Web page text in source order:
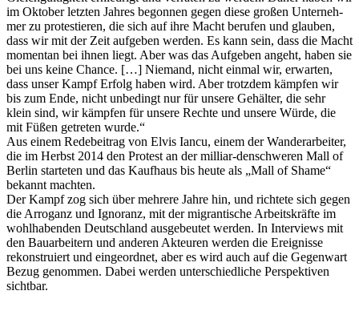
im Oktober letzten Jahres begonnen gegen diese großen Unterneh-
mer zu protestieren, die sich auf ihre Macht berufen und glauben,
dass wir mit der Zeit aufgeben werden. Es kann sein, dass die Macht
momentan bei ihnen liegt. Aber was das Aufgeben angeht, haben sie
bei uns keine Chance. […] Niemand, nicht einmal wir, erwarten,
dass unser Kampf Erfolg haben wird. Aber trotzdem kämpfen wir
bis zum Ende, nicht unbedingt nur für unsere Gehälter, die sehr
klein sind, wir kämpfen für unsere Rechte und unsere Würde, die
mit Füßen getreten wurde.“
Aus einem Redebeitrag von Elvis Iancu, einem der Wanderarbeiter,
die im Herbst 2014 den Protest an der milliar-denschweren Mall of
Berlin starteten und das Kaufhaus bis heute als „Mall of Shame“
bekannt machten.
Der Kampf zog sich über mehrere Jahre hin, und richtete sich gegen
die Arroganz und Ignoranz, mit der migrantische Arbeitskräfte im
wohlhabenden Deutschland ausgebeutet werden. In Interviews mit
den Bauarbeitern und anderen Akteuren werden die Ereignisse
rekonstruiert und eingeordnet, aber es wird auch auf die Gegenwart
Bezug genommen. Dabei werden unterschiedliche Perspektiven
sichtbar.